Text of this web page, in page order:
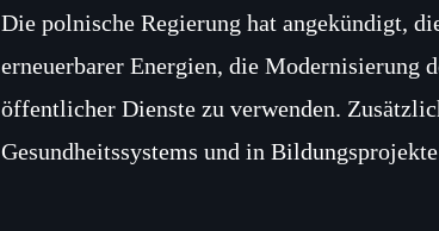
Die polnische Regierung hat angekündigt,
erneuerbarer Energien, die Modernisierung
öffentlicher Dienste zu verwenden.
Gesundheitssystems und in